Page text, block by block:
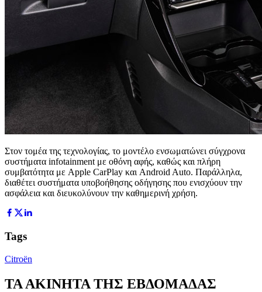
Στον τομέα της τεχνολογίας, το μοντέλο ενσωματώνει σύγχρονα
συστήματα infotainment με οθόνη αφής, καθώς και πλήρη
συμβατότητα με Apple CarPlay και Android Auto. Παράλληλα,
διαθέτει συστήματα υποβοήθησης οδήγησης που ενισχύουν την
ασφάλεια και διευκολύνουν την καθημερινή χρήση.
Tags
Citroën
ΤΑ ΑΚΙΝΗΤΑ ΤΗΣ ΕΒΔΟΜΑΔΑΣ